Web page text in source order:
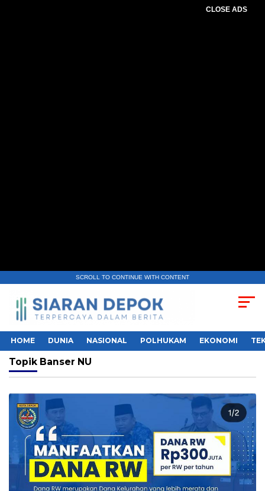
CLOSE ADS
SCROLL TO CONTINUE WITH CONTENT
HOME DUNIA NASIONAL POLHUKAM EKONOMI
Topik Banser NU